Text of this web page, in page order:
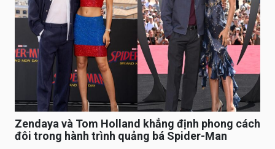
Zendaya và Tom Holland khẳng định phong cách
đôi trong hành trình quảng bá Spider-Man